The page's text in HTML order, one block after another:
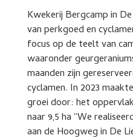
Kwekerij Bergcamp in
van perkgoed en
focus op de teelt van
waaronder
maanden zijn
cyclamen. In 2023
groei door: het
naar 9,5 ha “We
aan de Hoogweg in De